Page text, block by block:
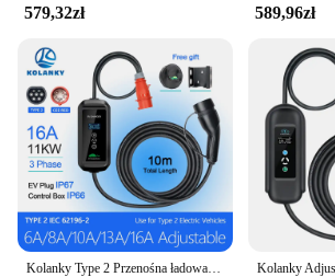
579,32zł 589,96zł
Kolanky Type 2 Przenośna ładowarka EV 11KW 16A 3-fazowy kabel ładujący Wtyczka CEE 10m do pojazdów elektrycznych Timer samochodowy Regulacja prądu